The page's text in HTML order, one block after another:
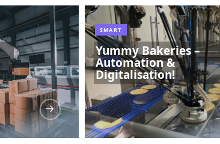
SMART
Yummy Bakeries –
Automation &
Digitalisation!